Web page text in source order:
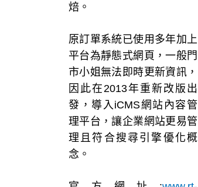
焙。
原訂單系統已使用多年加上
平台為靜態式網頁，一般門
市小姐無法即時更新資訊，
因此在2013年重新改版出
發，導入iCMS網站內容管
理平台，讓企業網站更易管
理且符合搜尋引擎優化概
念。